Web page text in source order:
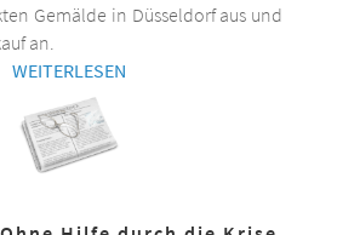
Gemälde in Düsseldorf aus und
an.
WEITERLESEN